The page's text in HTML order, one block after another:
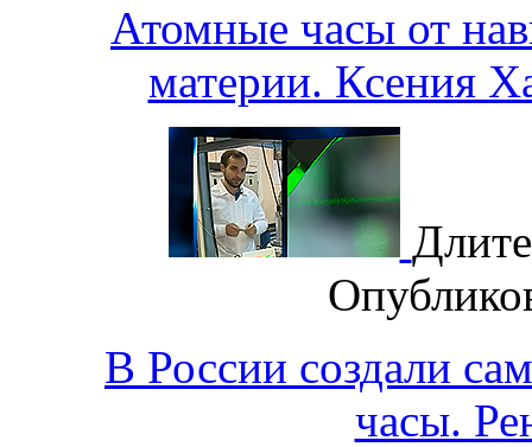
Атомные часы от
материи. Ксения
В России создали
часы.